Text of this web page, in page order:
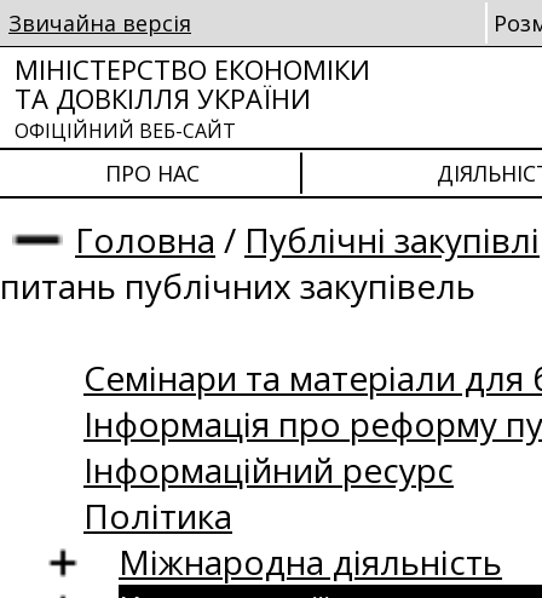
Звичайна версія
МІНІСТЕРСТВО ЕКОНОМІКИ
ТА ДОВКІЛЛЯ УКРАЇНИ
ОФІЦІЙНИЙ ВЕБ-САЙТ
ПРО НАС
Головна / Публічні закупівлі
питань публічних закупівель
Семінари та матеріали для
Інформація про реформу
Інформаційний ресурс
Політика
Міжнародна діяльність